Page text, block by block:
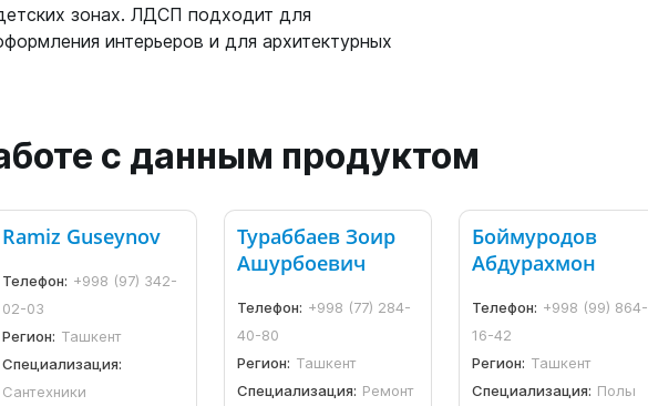
зонах. ЛДСП подходит для
интерьеров и для архитектурных
с данным продуктом
Ramiz Guseynov
Телефон: +998 (97) 342-
02-03
Регион: Ташкент
Специализация:
Сантехники
Тураббаев Зоир
Ашурбоевич
Телефон: +998 (77) 284-
40-80
Регион: Ташкент
Специализация: Ремонт
Боймуродов
Абдурахмон
Телефон: +998 (99) 864-
16-42
Регион: Ташкент
Специализация: Полы